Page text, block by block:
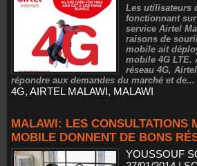
Les utilisateurs
fonctionnant
service Airtel
raisons de
mobile ait
mobile 4G LTE.
réseau 4G,
répondre aux demandes du marché et de...
4G, AIRTEL MALAWI, MALAWI
MALAWI: LES CONSULTATIONS
MOBILE DONNENT DE BONS
YOUSSOUF